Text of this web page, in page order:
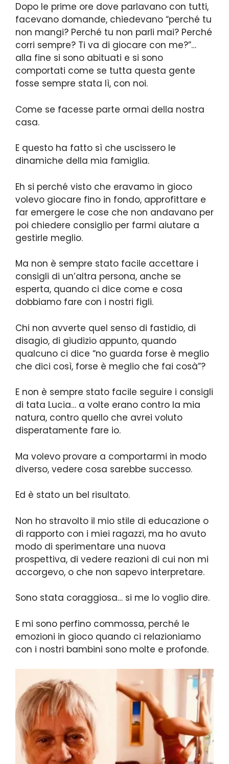
Dopo le prime ore dove parlavano con tutti,
facevano domande, chiedevano “perché tu
non mangi? Perché tu non parli mai? Perché
corri sempre? Ti va di giocare con me?”…
alla fine si sono abituati e si sono
comportati come se tutta questa gente
fosse sempre stata lì, con noi.
Come se facesse parte ormai della nostra
casa.
E questo ha fatto sì che uscissero le
dinamiche della mia famiglia.
Eh si perché visto che eravamo in gioco
volevo giocare fino in fondo, approfittare e
far emergere le cose che non andavano per
poi chiedere consiglio per farmi aiutare a
gestirle meglio.
Ma non è sempre stato facile accettare i
consigli di un’altra persona, anche se
esperta, quando ci dice come e cosa
dobbiamo fare con i nostri figli.
Chi non avverte quel senso di fastidio, di
disagio, di giudizio appunto, quando
qualcuno ci dice “no guarda forse è meglio
che dici così, forse è meglio che fai cosà”?
E non è sempre stato facile seguire i consigli
di tata Lucia… a volte erano contro la mia
natura, contro quello che avrei voluto
disperatamente fare io.
Ma volevo provare a comportarmi in modo
diverso, vedere cosa sarebbe successo.
Ed è stato un bel risultato.
Non ho stravolto il mio stile di educazione o
di rapporto con i miei ragazzi, ma ho avuto
modo di sperimentare una nuova
prospettiva, di vedere reazioni di cui non mi
accorgevo, o che non sapevo interpretare.
Sono stata coraggiosa… si me lo voglio dire.
E mi sono perfino commossa, perché le
emozioni in gioco quando ci relazioniamo
con i nostri bambini sono molte e profonde.